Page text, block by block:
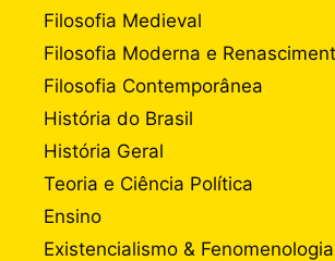
Filosofia Medieval
Filosofia Moderna e
Filosofia Contemporânea
História do Brasil
História Geral
Teoria e Ciência Política
Ensino
Existencialismo & Fenomenologia